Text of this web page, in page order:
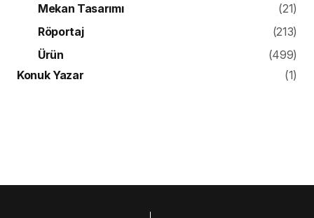
Mekan Tasarımı
(21)
Röportaj
(213)
Ürün
(499)
Konuk Yazar
(1)